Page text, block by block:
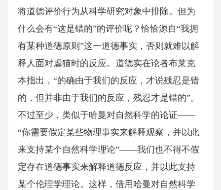
将道德评价行为从科学研究对象中排除。但为
什么会有“这是错的”的评价呢？恰恰源自“我拥
有某种道德原则”这一道德事实，否则就难以解
释人面对虐猫时的反应。道德实在论者布莱克
本指出，“的确由于我们的反应，才说残忍是错
的，但并非由于我们的反应，残忍才是错的”。
不过至少，类似于哈曼对自然科学的论证——
“你需要假定某些物理事实来解释观察，并以此
来支持某个自然科学理论”——我们也不得不假
定存在道德事实来解释道德反应，并以此支持
某个伦理学理论。这样，借用哈曼对自然科学